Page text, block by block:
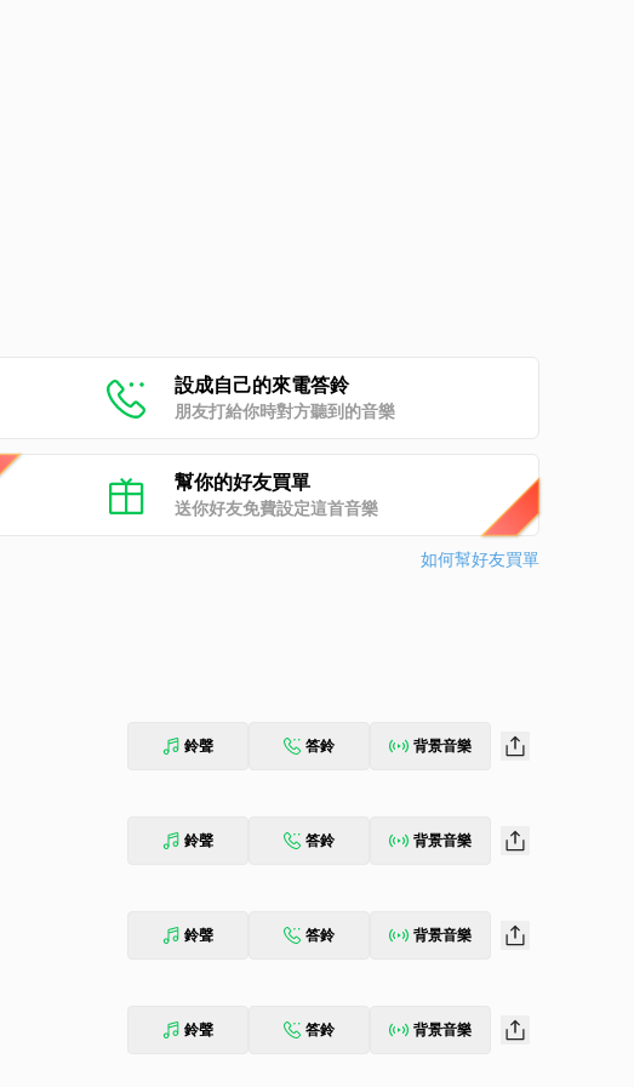
設成自己的來電答鈴
朋友打給你時對方聽到的音樂
幫你的好友買單
送你好友免費設定這首音樂
如何幫好友買單
鈴聲 答鈴 背景音樂
鈴聲 答鈴 背景音樂
鈴聲 答鈴 背景音樂
鈴聲 答鈴 背景音樂